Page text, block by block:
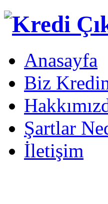
Anasayfa
Biz
Şartlar
İletişim